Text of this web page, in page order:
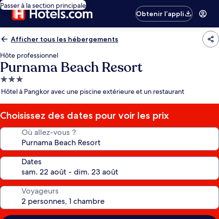
Passer à la section principale
Obtenir l’appli
Afficher tous les hébergements
Hôte professionnel
Purnama Beach Resort
Hébergement
3.0 étoiles
Hôtel à Pangkor avec une piscine extérieure et un restaurant
Choisissez des dates pour voir les prix
Où allez-vous ?
Dates
Voyageurs